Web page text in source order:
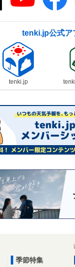
tenki.jp公式ア
tenki.jp
季節特集